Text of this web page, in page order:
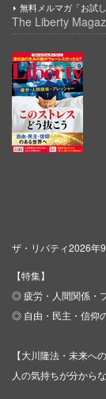
無料メルマガ「お試
The Liberty
ザ・リバティ2026年
【特集】
◎ 疲労・人間関係・
◎ 自由・民主・信仰
【大川隆法・未来へ
人の気持ちが分から